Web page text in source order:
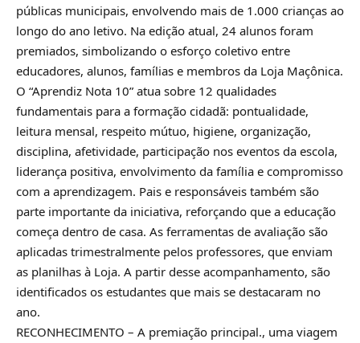
públicas municipais, envolvendo mais de 1.000 crianças ao
longo do ano letivo. Na edição atual, 24 alunos foram
premiados, simbolizando o esforço coletivo entre
educadores, alunos, famílias e membros da Loja Maçônica.
O “Aprendiz Nota 10” atua sobre 12 qualidades
fundamentais para a formação cidadã: pontualidade,
leitura mensal, respeito mútuo, higiene, organização,
disciplina, afetividade, participação nos eventos da escola,
liderança positiva, envolvimento da família e compromisso
com a aprendizagem. Pais e responsáveis também são
parte importante da iniciativa, reforçando que a educação
começa dentro de casa. As ferramentas de avaliação são
aplicadas trimestralmente pelos professores, que enviam
as planilhas à Loja. A partir desse acompanhamento, são
identificados os estudantes que mais se destacaram no
ano.
RECONHECIMENTO – A premiação principal., uma viagem